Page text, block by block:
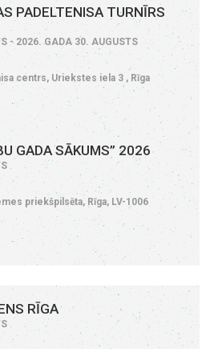
PADELTENISA TURNĪRS
- 2026. GADA 30. AUGUSTS
centrs, Uriekstes iela 3 , Rīga
GADA SĀKUMS” 2026
priekšpilsēta, Rīga, LV-1006
RĪGA